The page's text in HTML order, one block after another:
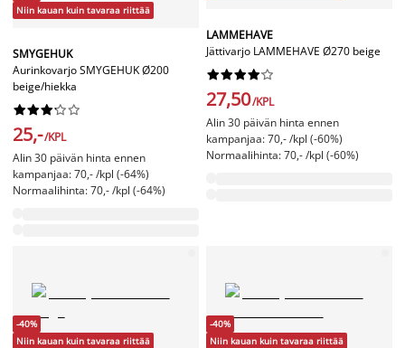
Niin kauan kuin tavaraa riittää
SMYGEHUK
Aurinkovarjo SMYGEHUK Ø200
beige/hiekka






25,-/KPL
Alin 30 päivän hinta ennen
kampanjaa: 70,- /kpl (-64%)
Normaalihinta: 70,- /kpl (-64%)
LAMMEHAVE
Jättivarjo LAMMEHAVE Ø270 beige






27,50/KPL
Alin 30 päivän hinta ennen
kampanjaa: 70,- /kpl (-60%)
Normaalihinta: 70,- /kpl (-60%)
-40%
Niin kauan kuin tavaraa riittää
-40%
Niin kauan kuin tavaraa riittää